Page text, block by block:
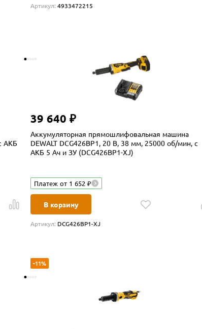
Артикул: 4933472215
АКБ
39 640 ₽
Аккумуляторная прямошлифовальная машина
DEWALT DCG426BP1, 20 В, 38 мм, 25000 об/мин, с
АКБ 5 Ач и ЗУ (DCG426BP1-XJ)
Платеж от 1 652 ₽
В корзину
Артикул: DCG426BP1-XJ
-11%